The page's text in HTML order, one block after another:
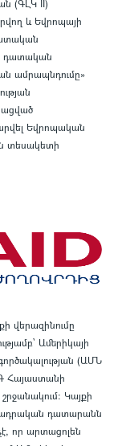
(ԳԼԿ II)
և Եվրոպայի
դատական
ամրապնդումը»
Եվրոպական
տեսակետի
վերազինումը
Ամերիկայի
(ԱՄՆ
Հայաստանի
: Կայքի
դատարանն
որ արտացոլեն